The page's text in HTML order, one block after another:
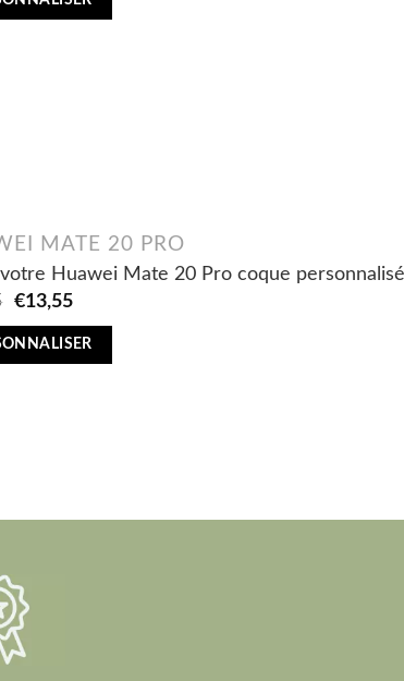
MATE 20 PRO
Huawei Mate 20 Pro coque
Original
was:
€13,55Current
is: